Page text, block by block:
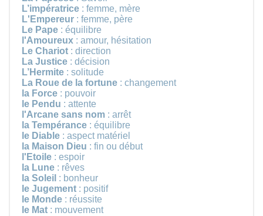
L’impératrice : femme, mère
L'Empereur : femme, père
Le Pape : équilibre
l'Amoureux : amour, hésitation
Le Chariot : direction
La Justice : décision
L’Hermite : solitude
La Roue de la fortune : changement
la Force : pouvoir
le Pendu : attente
l'Arcane sans nom : arrêt
la Tempérance : équilibre
le Diable : aspect matériel
la Maison Dieu : fin ou début
l'Etoile : espoir
la Lune : rêves
la Soleil : bonheur
le Jugement : positif
le Monde : réussite
le Mat : mouvement